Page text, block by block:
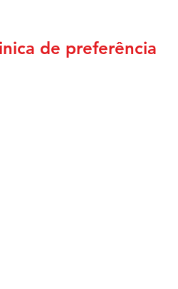
de preferência